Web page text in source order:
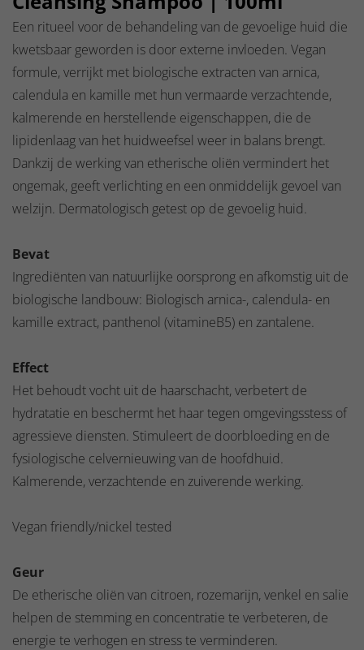
Een ritueel voor de behandeling van de gevoelige huid die
kwetsbaar geworden is door externe invloeden. Vegan
formule, verrijkt met biologische extracten van arnica,
calendula en kamille met hun vermaarde verzachtende,
kalmerende en herstellende eigenschappen, die de
lipidenlaag van het huidweefsel weer in balans brengt.
Dankzij de werking van etherische oliën vermindert het
ongemak, geeft verlichting en een onmiddelijk gevoel van
welzijn. Dermatologisch getest op de gevoelig huid.
Bevat
Ingrediënten van natuurlijke oorsprong en afkomstig uit de
biologische landbouw: Biologisch arnica-, calendula- en
kamille extract, panthenol (vitamineB5) en zantalene.
Effect
Het behoudt vocht uit de haarschacht, verbetert de
hydratatie en beschermt het haar tegen omgevingsstess of
agressieve diensten. Stimuleert de doorbloeding en de
fysiologische celvernieuwing van de hoofdhuid.
Kalmerende, verzachtende en zuiverende werking.
Vegan friendly/nickel tested
Geur
De etherische oliën van citroen, rozemarijn, venkel en salie
helpen de stemming en concentratie te verbeteren, de
energie te verhogen en stress te verminderen.